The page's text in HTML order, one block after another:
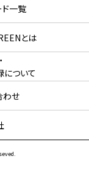
ド一覧
とは
ついて
わせ